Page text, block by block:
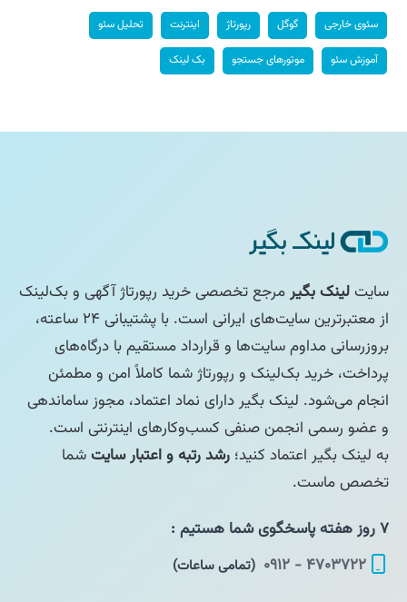
سئوی خارجی گوگل رپورتاژ اینترنت تحلیل سئو
آموزش سئو موتورهای جستجو بک لینک
سایتلینک بگیرمرجع تخصصی خرید رپورتاژ آگهی و بک‌لینک
از معتبرترین سایت‌های ایرانی است. با پشتیبانی ۲۴ ساعته،
بروزرسانی مداوم سایت‌ها و قرارداد مستقیم با درگاه‌های
پرداخت، خرید بک‌لینک و رپورتاژ شما کاملاً امن و مطمئن
انجام می‌شود. لینک بگیر دارای نماد اعتماد، مجوز ساماندهی
و عضو رسمی انجمن صنفی کسب‌وکارهای اینترنتی است.
به لینک بگیر اعتماد کنید؛ رشد رتبه و اعتبار سایتشما
تخصص ماست.
۷ روز هفته پاسخگوی شما هستیم :
۴۷۰۳۷۲۲ - ۰۹۱۲
(تمامی ساعات)